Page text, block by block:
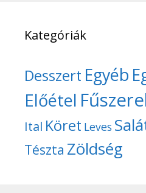
Kategóriák
Desszert Egyéb
Előétel
Ital Köret Leves
Tészta Zöldség